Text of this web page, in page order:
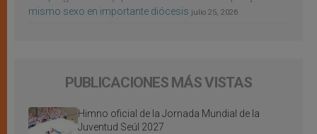
mismo sexo en importante diócesis julio 25, 2026
PUBLICACIONES MÁS VISTAS
Himno oficial de la Jornada Mundial de la
Juventud Seúl 2027